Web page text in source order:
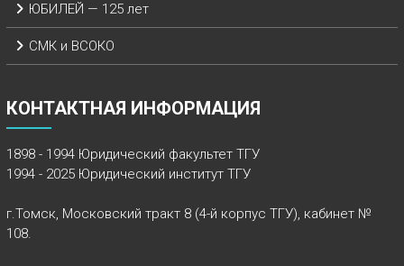
ЮБИЛЕЙ — 125 лет
СМК и ВСОКО
КОНТАКТНАЯ ИНФОРМАЦИЯ
1898 - 1994 Юридический факультет ТГУ
1994 - 2025 Юридический институт ТГУ
г.Томск, Московский тракт 8 (4-й корпус ТГУ), кабинет №
108.